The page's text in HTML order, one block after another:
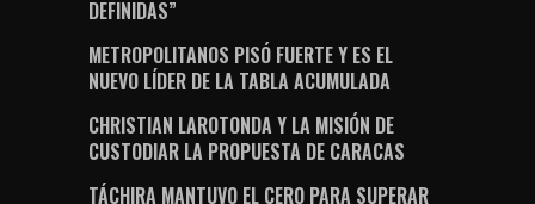
DEFINIDAS”
METROPOLITANOS PISÓ FUERTE Y ES EL
NUEVO LÍDER DE LA TABLA ACUMULADA
CHRISTIAN LAROTONDA Y LA MISIÓN DE
CUSTODIAR LA PROPUESTA DE CARACAS
TÁCHIRA MANTUVO EL CERO PARA SUPERAR